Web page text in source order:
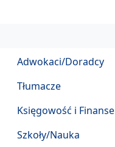
Adwokaci/Doradcy
Tłumacze
Księgowość i Finanse
Szkoły/Nauka